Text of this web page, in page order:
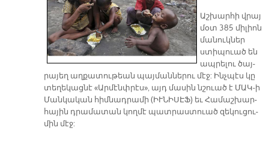
Աշ­խար­հի վրայ
մօտ 385 մի­լիոն
մա­նուկ­ներ
ստի­պուած են
ապ­րե­լու ծայ­
րա­յեղ աղ­քա­տու­թեան պայ­ման­նե­րու մէջ: Ինչ­պէս կը
տե­ղե­կաց­նէ «Ար­մէնփ­րէս», այդ մա­սին նշուած է ՄԱԿ-ի
Ման­կա­կան հիմ­նադ­րա­մի (ԻՒ­ՆԻ­ՍԷՖ) եւ Հա­մաշ­խար­
հա­յին դրա­մա­տան կող­մէ պատ­րաս­տուած զե­կու­ցու­
մին մէջ: